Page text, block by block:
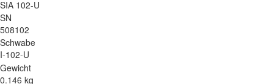
SIA 102-U
SN
508102
Schwabe
I-102-U
Gewicht
0.146 kg